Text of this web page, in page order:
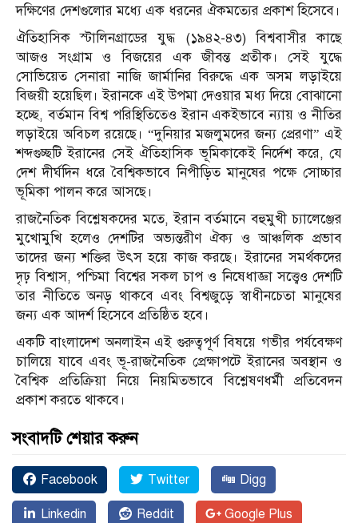
দক্ষিণের দেশগুলোর মধ্যে এক ধরনের ঐকমত্যের প্রকাশ হিসেবে।
ঐতিহাসিক স্টালিনগ্রাডের যুদ্ধ (১৯৪২-৪৩) বিশ্ববাসীর কাছে
আজও সংগ্রাম ও বিজয়ের এক জীবন্ত প্রতীক। সেই যুদ্ধে
সোভিয়েত সেনারা নাজি জার্মানির বিরুদ্ধে এক অসম লড়াইয়ে
বিজয়ী হয়েছিল। ইরানকে এই উপমা দেওয়ার মধ্য দিয়ে বোঝানো
হচ্ছে, বর্তমান বিশ্ব পরিস্থিতিতেও ইরান একইভাবে ন্যায় ও নীতির
লড়াইয়ে অবিচল রয়েছে। “দুনিয়ার মজলুমদের জন্য প্রেরণা” এই
শব্দগুচ্ছটি ইরানের সেই ঐতিহাসিক ভূমিকাকেই নির্দেশ করে, যে
দেশ দীর্ঘদিন ধরে বৈশ্বিকভাবে নিপীড়িত মানুষের পক্ষে সোচ্চার
ভূমিকা পালন করে আসছে।
রাজনৈতিক বিশ্লেষকদের মতে, ইরান বর্তমানে বহুমুখী চ্যালেঞ্জের
মুখোমুখি হলেও দেশটির অভ্যন্তরীণ ঐক্য ও আঞ্চলিক প্রভাব
তাদের জন্য শক্তির উৎস হয়ে কাজ করছে। ইরানের সমর্থকদের
দৃঢ় বিশ্বাস, পশ্চিমা বিশ্বের সকল চাপ ও নিষেধাজ্ঞা সত্ত্বেও দেশটি
তার নীতিতে অনড় থাকবে এবং বিশ্বজুড়ে স্বাধীনচেতা মানুষের
জন্য এক আদর্শ হিসেবে প্রতিষ্ঠিত হবে।
একটি বাংলাদেশ অনলাইন এই গুরুত্বপূর্ণ বিষয়ে গভীর পর্যবেক্ষণ
চালিয়ে যাবে এবং ভূ-রাজনৈতিক প্রেক্ষাপটে ইরানের অবস্থান ও
বৈশ্বিক প্রতিক্রিয়া নিয়ে নিয়মিতভাবে বিশ্লেষণধর্মী প্রতিবেদন
প্রকাশ করতে থাকবে।
সংবাদটি শেয়ার করুন
Facebook Twitter Digg
Linkedin Reddit Google Plus